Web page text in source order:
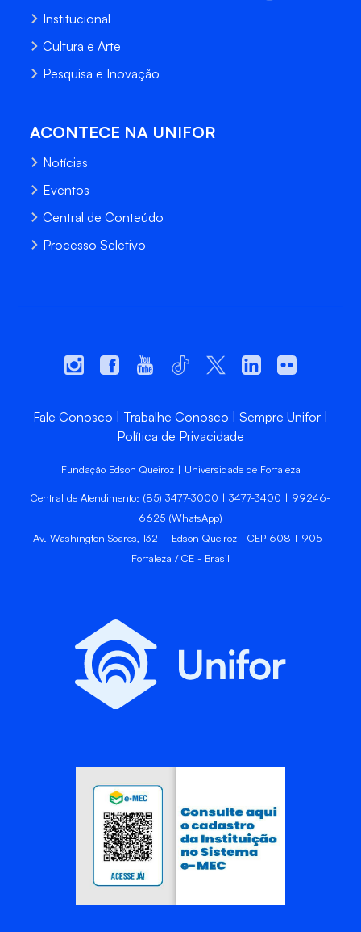
Institucional
Cultura e Arte
Pesquisa e Inovação
ACONTECE NA UNIFOR
Notícias
Eventos
Central de Conteúdo
Processo Seletivo
Fale Conosco Trabalhe Conosco
Sempre Unifor
Política de Privacidade
Fundação Edson Queiroz | Universidade de Fortaleza
Central de Atendimento: (85) 3477-3000 | 3477-3400 | 99246-
6625 (WhatsApp)
Av. Washington Soares, 1321 - Edson Queiroz - CEP 60811-905 -
Fortaleza / CE - Brasil